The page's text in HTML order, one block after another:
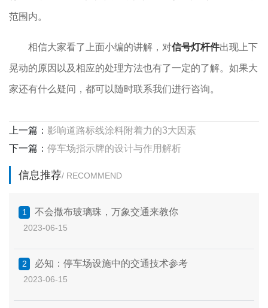
范围内。
相信大家看了上面小编的讲解，对信号灯杆件出现上下
晃动的原因以及相应的处理方法也有了一定的了解。如果大
家还有什么疑问，都可以随时联系我们进行咨询。
上一篇： 影响道路标线涂料附着力的3大因素
下一篇： 停车场指示牌的设计与作用解析
信息推荐/ RECOMMEND
1 不会撒布玻璃珠，万象交通来教你
2023-06-15
2 必知：停车场设施中的交通技术参考
2023-06-15